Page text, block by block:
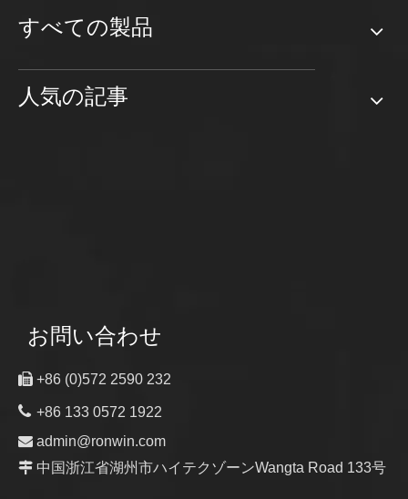
すべての製品
人気の記事
お問い合わせ
 +86 (0)572 2590 232
 +86 133 0572 1922
 admin@ronwin.com
 中国浙江省湖州市ハイテクゾーンWangta Road 133号